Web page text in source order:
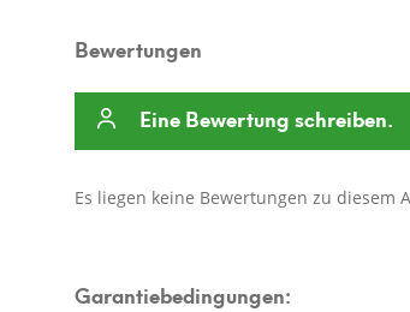
Bewertungen
Eine Bewertung schreiben.
Es liegen keine Bewertungen zu diesem
Garantiebedingungen: